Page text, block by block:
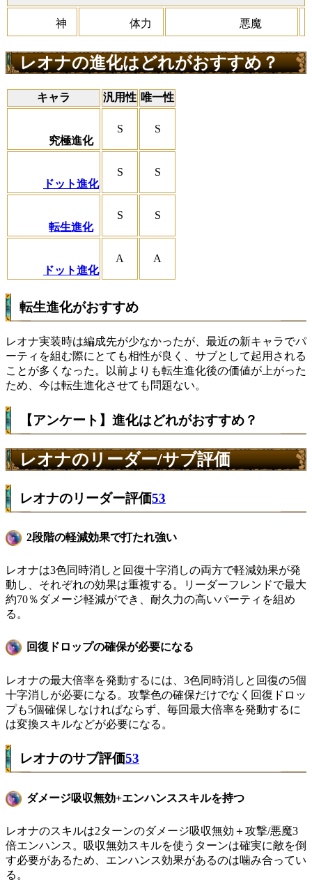
神 体力 悪魔
レオナの進化はどれがおすすめ？
キャラ 汎用性 唯一性
究極進化
S S
ドット進化
S S
転生進化
S S
ドット進化
A A
転生進化がおすすめ
レオナ実装時は編成先が少なかったが、最近の新キャラでパ
ーティを組む際にとても相性が良く、サブとして起用される
ことが多くなった。以前よりも転生進化後の価値が上がった
ため、今は転生進化させても問題ない。
【アンケート】進化はどれがおすすめ？
レオナのリーダー/サブ評価
レオナのリーダー評価53
2段階の軽減効果で打たれ強い
レオナは3色同時消しと回復十字消しの両方で軽減効果が発
動し、それぞれの効果は重複する。リーダーフレンドで最大
約70％ダメージ軽減ができ、耐久力の高いパーティを組め
る。
回復ドロップの確保が必要になる
レオナの最大倍率を発動するには、3色同時消しと回復の5個
十字消しが必要になる。攻撃色の確保だけでなく回復ドロッ
プも5個確保しなければならず、毎回最大倍率を発動するに
は変換スキルなどが必要になる。
レオナのサブ評価53
ダメージ吸収無効+エンハンススキルを持つ
レオナのスキルは2ターンのダメージ吸収無効＋攻撃/悪魔3
倍エンハンス。吸収無効スキルを使うターンは確実に敵を倒
す必要があるため、エンハンス効果があるのは噛み合ってい
る。